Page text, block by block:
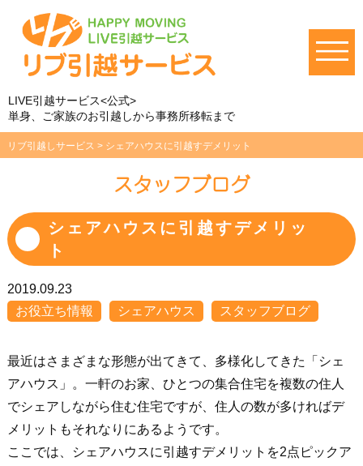
LIVE引越サービス<公式>
単身、ご家族のお引越しから事務所移転まで
リブ引越しサービス > シェアハウスに引越すデメリット
スタッフブログ
シェアハウスに引越すデメリッ
ト
2019.09.23
お役立ち情報
シェアハウス スタッフブログ
最近はさまざまな形態が出てきて、多様化してきた「シェ
アハウス」。一軒のお家、ひとつの集合住宅を複数の住人
でシェアしながら住む住宅ですが、住人の数が多ければデ
メリットもそれなりにあるようです。
ここでは、シェアハウスに引越すデメリットを2点ピックア